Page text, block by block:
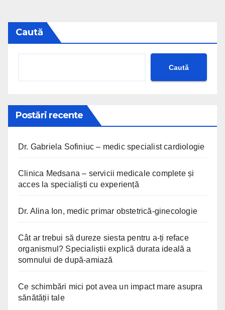
Caută
Caută
Postări recente
Dr. Gabriela Sofiniuc – medic specialist cardiologie
Clinica Medsana – servicii medicale complete și
acces la specialiști cu experiență
Dr. Alina Ion, medic primar obstetrică-ginecologie
Cât ar trebui să dureze siesta pentru a-ți reface
organismul? Specialiștii explică durata ideală a
somnului de după-amiază
Ce schimbări mici pot avea un impact mare asupra
sănătății tale